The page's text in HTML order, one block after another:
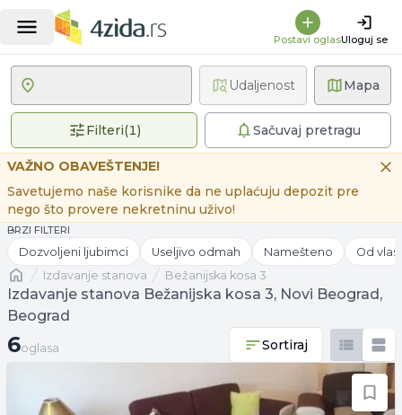
Postavi oglasUloguj se
Mapa
Filteri(1)1 primenjen filterSačuvaj pretragu
Udaljenost
VAŽNO OBAVEŠTENJE!
Savetujemo naše korisnike da ne uplaćuju depozit pre
nego što provere nekretninu uživo!
BRZI FILTERI
Dozvoljeni ljubimci Useljivo odmah Namešteno Od
Naslovnaizdavanje stanova Bežanijska kosa 3
Izdavanje stanova Bežanijska kosa 3, Novi Beograd,
Beograd
6 oglasa
6oglasa Sortiraj